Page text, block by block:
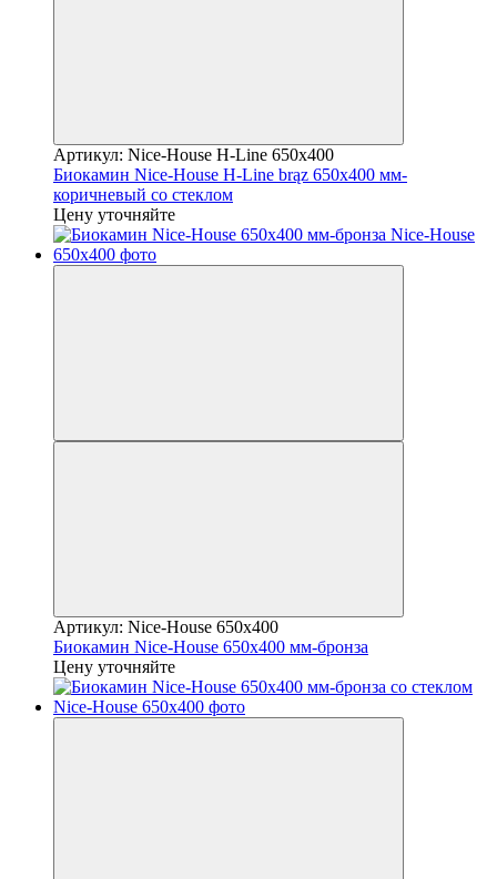
Артикул: Nice-House H-Line 650x400
Биокамин Nice-House H-Line brąz 650x400 мм-
коричневый со стеклом
Цену уточняйте
Артикул: Nice-House 650x400
Биокамин Nice-House 650x400 мм-бронза
Цену уточняйте